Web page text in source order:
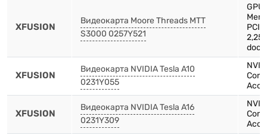
XFUSION
Видеокарта Moore Threads MTT
S3000 0257Y521
GPU
XFUSION
Видеокарта NVIDIA Tesla A10
0231Y055
XFUSION
Видеокарта NVIDIA Tesla A16
0231Y309